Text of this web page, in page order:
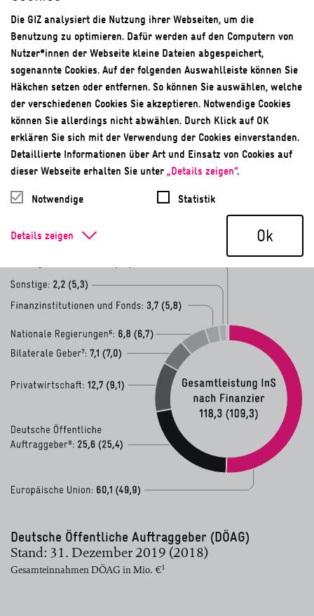
GIZ International Services (InS)
Stand: 31. Dezember 2019 (2018)
Deutsche Öffentliche Auftraggeber (DÖAG)
Stand: 31. Dezember 2019 (2018)
Gesamteinnahmen DÖAG in Mio. €1
Die GIZ analysiert die Nutzung ihrer Webseiten, um die
Benutzung zu optimieren. Dafür werden auf den Computern von
Nutzer*innen der Webseite kleine Dateien abgespeichert,
sogenannte Cookies. Auf der folgenden Auswahlleiste können Sie
Häkchen setzen oder entfernen. So können Sie auswählen, welche
der verschiedenen Cookies Sie akzeptieren. Notwendige Cookies
können Sie allerdings nicht abwählen. Durch Klick auf OK
erklären Sie sich mit der Verwendung der Cookies einverstanden.
Detaillierte Informationen über Art und Einsatz von Cookies auf
dieser Webseite erhalten Sie unter„Details zeigen“.
Notwendige
Statistik
Details zeigen Ok